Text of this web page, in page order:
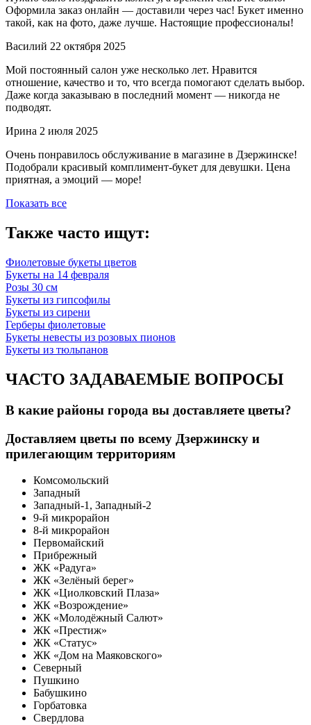
Оформила заказ онлайн — доставили через час! Букет именно
такой, как на фото, даже лучше. Настоящие профессионалы!
Василий 22 октября 2025
Мой постоянный салон уже несколько лет. Нравится
отношение, качество и то, что всегда помогают сделать выбор.
Даже когда заказываю в последний момент — никогда не
подводят.
Ирина 2 июля 2025
Очень понравилось обслуживание в магазине в Дзержинске!
Подобрали красивый комплимент-букет для девушки. Цена
приятная, а эмоций — море!
Показать все
Также часто ищут:
Фиолетовые букеты цветов
Букеты на 14 февраля
Розы 30 см
Букеты из гипсофилы
Букеты из сирени
Герберы фиолетовые
Букеты невесты из розовых пионов
Букеты из тюльпанов
ЧАСТО ЗАДАВАЕМЫЕ ВОПРОСЫ
В какие районы города вы доставляете цветы?
Доставляем цветы по всему Дзержинску и
прилегающим территориям
Комсомольский
Западный
Западный-1, Западный-2
9-й микрорайон
8-й микрорайон
Первомайский
Прибрежный
ЖК «Радуга»
ЖК «Зелёный берег»
ЖК «Циолковский Плаза»
ЖК «Возрождение»
ЖК «Молодёжный Салют»
ЖК «Престиж»
ЖК «Статус»
ЖК «Дом на Маяковского»
Северный
Пушкино
Бабушкино
Горбатовка
Свердлова